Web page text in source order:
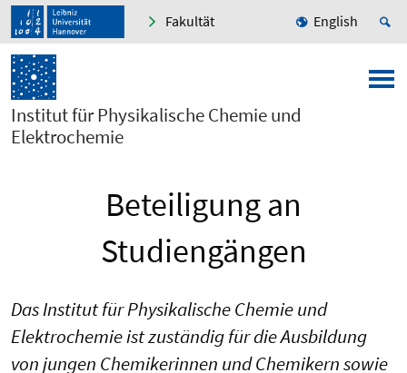
Fakultät English
Institut für Physikalische Chemie und
Elektrochemie
Beteiligung an
Studiengängen
Das Institut für Physikalische Chemie und
Elektrochemie ist zuständig für die Ausbildung
von jungen Chemikerinnen und Chemikern sowie